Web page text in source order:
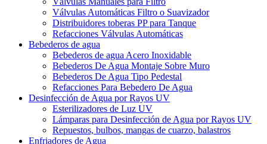
Válvulas Automáticas Filtro o Suavizador
Distribuidores toberas PP para Tanque
Refacciones Válvulas Automáticas
Bebederos de agua
Bebederos de agua Acero Inoxidable
Bebederos De Agua Montaje Sobre Muro
Bebederos De Agua Tipo Pedestal
Refacciones Para Bebedero De Agua
Desinfección de Agua por Rayos UV
Esterilizadores de Luz UV
Lámparas para Desinfección de Agua por Rayos UV
Repuestos, bulbos, mangas de cuarzo, balastros
Enfriadores de Agua